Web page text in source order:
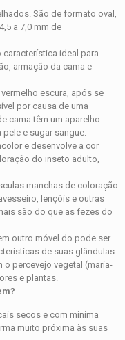
São de formato oval,
a 7,0 mm de
ideal para
armação da cama e
escura, após se
por causa de uma
cama têm um aparelho
e sugar sangue.
e desenvolve a cor
do inseto adulto,
manchas de coloração
lençóis e outras
são do que as fezes do
outro móvel do pode ser
de suas glândulas
percevejo vegetal (maria-
e plantas.
secos e com mínima
muito próxima às suas